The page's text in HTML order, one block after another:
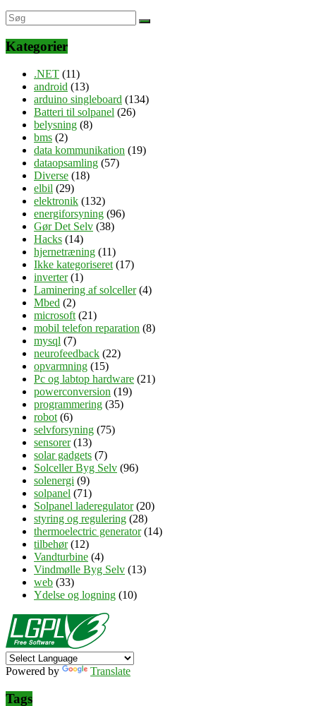
Kategorier
.NET (11)
android (13)
arduino singleboard (134)
Batteri til solpanel (26)
belysning (8)
bms (2)
data kommunikation (19)
dataopsamling (57)
Diverse (18)
elbil (29)
elektronik (132)
energiforsyning (96)
Gør Det Selv (38)
Hacks (14)
hjernetræning (11)
Ikke kategoriseret (17)
inverter(1)
Laminering af solceller(4)
Mbed (2)
microsoft (21)
mobil telefon reparation (8)
mysql (7)
neurofeedback (22)
opvarmning (15)
Pc og labtop hardware (21)
powerconversion (19)
programmering (35)
robot (6)
selvforsyning (75)
sensorer(13)
solar gadgets (7)
Solceller Byg Selv (96)
solenergi (9)
solpanel (71)
Solpanel laderegulator(20)
styring og regulering (28)
thermoelectric generator(14)
tilbehør(12)
Vandturbine (4)
Vindmølle Byg Selv (13)
web (33)
Ydelse og logning (10)
Powered by Translate
Tags